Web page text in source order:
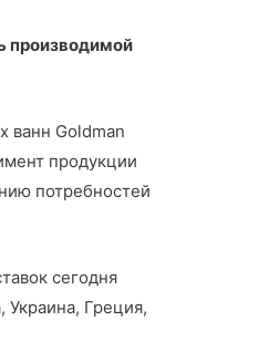
производимой
ванн Goldman
продукции
потребностей
сегодня
Украина, Греция,